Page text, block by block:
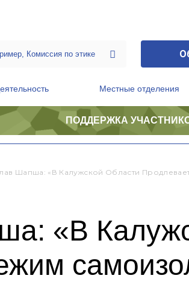
Местные отделения
ПОДДЕРЖКА
Шапша: «В Калужской Области
«В